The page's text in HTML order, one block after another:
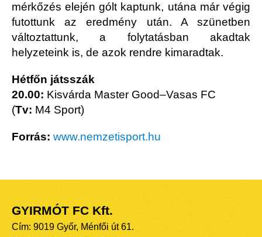
mérkőzés elején gólt kaptunk, utána már végig
futottunk az eredmény után. A szünetben
változtattunk, a folytatásban akadtak
helyzeteink is, de azok rendre kimaradtak.
Hétfőn játsszák
20.00: Kisvárda Master Good–Vasas FC
(Tv: M4 Sport)
Forrás: www.nemzetisport.hu
GYIRMÓT FC Kft.
Cím: 9019 Győr, Ménfői út 61.